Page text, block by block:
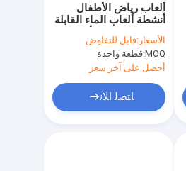
ألعاب رياض الأطفال
أنشطة ألعاب الماء القابلة
للنفخ مخصصة للأطفال
الأسعار:قابل للتفاوض
MOQ: قطعة واحدة
أحصل على آخر سعر
ﺎﺘﺼﻟ ﺍﻶﻧ